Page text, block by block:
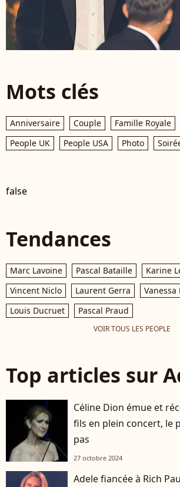
Mots clés
Anniversaire Couple Famille Royale
People UK
People USA Photo
false
Tendances
Marc Lavoine Pascal Bataille
Karine
Vincent Niclo
Laurent Gerra
Vanessa
Louis Ducruet
Pascal Praud
VOIR TOUS LES PEOPLE
Top articles sur
Céline Dion émue et
fils en plein concert, le
pas
27 octobre 2024
Adele fiancée à Rich